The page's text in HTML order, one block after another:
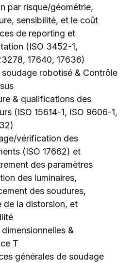
par risque/géométrie,
sensibilité, et le coût
de reporting et
(ISO 3452-1,
17640, 17636)
soudage robotisé & Contrôle
& qualifications des
(ISO 15614-1, ISO 9606-1,
vérification des
(ISO 17662) et
des paramètres
des luminaires,
des soudures,
de la distorsion, et
&
T
générales de soudage